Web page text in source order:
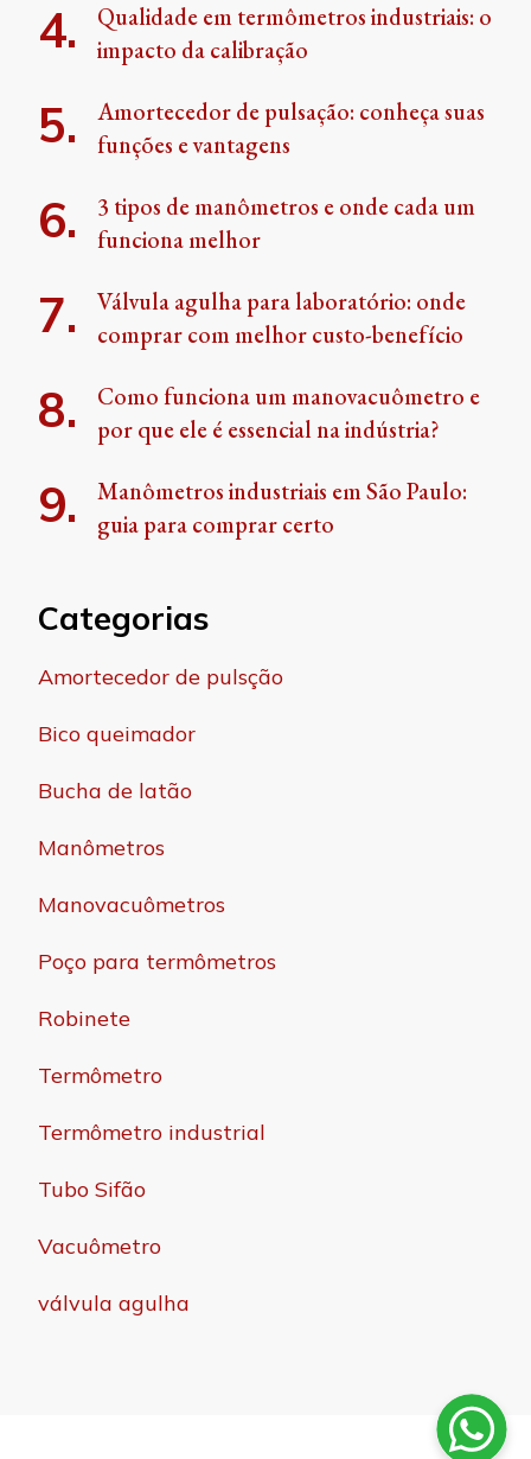
Qualidade em termômetros industriais: o
impacto da calibração
Amortecedor de pulsação: conheça suas
funções e vantagens
3 tipos de manômetros e onde cada um
funciona melhor
Válvula agulha para laboratório: onde
comprar com melhor custo-benefício
Como funciona um manovacuômetro e
por que ele é essencial na indústria?
Manômetros industriais em São Paulo:
guia para comprar certo
Categorias
Amortecedor de pulsção
Bico queimador
Bucha de latão
Manômetros
Manovacuômetros
Poço para termômetros
Robinete
Termômetro
Termômetro industrial
Tubo Sifão
Vacuômetro
válvula agulha